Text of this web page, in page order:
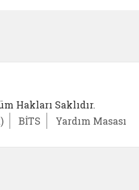
Hakları Saklıdır.
BİTS Yardım Masası